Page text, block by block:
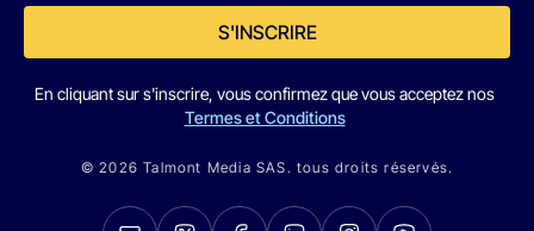
S'INSCRIRE
En cliquant sur s'inscrire, vous confirmez que vous acceptez nos
Termes et Conditions
© 2026 Talmont Media SAS. tous droits réservés.